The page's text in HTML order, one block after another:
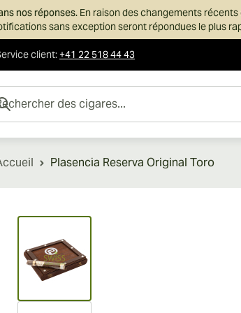
nos réponses. En raison des changements
sans exception seront répondues le plus
client:+41 22 518 44 43
des cigares...
Plasencia Reserva Original Toro
View larger image